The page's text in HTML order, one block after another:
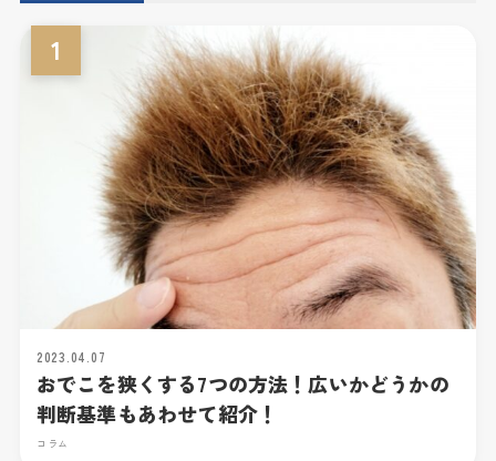
1
2023.04.07
おでこを狭くする7つの方法！広いかどうかの
判断基準もあわせて紹介！
コラム